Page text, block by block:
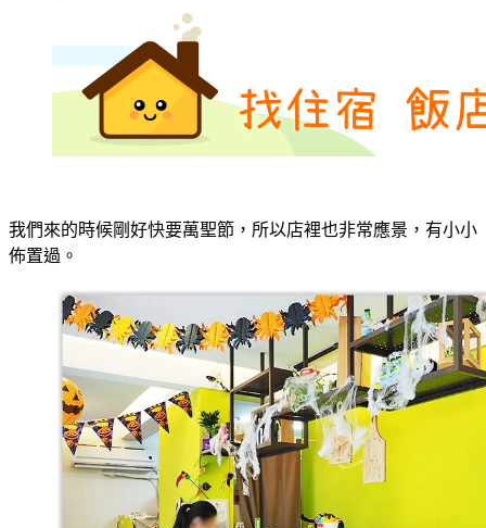
我們來的時候剛好快要萬聖節，所以店裡也非常應景，有小小
佈置過。